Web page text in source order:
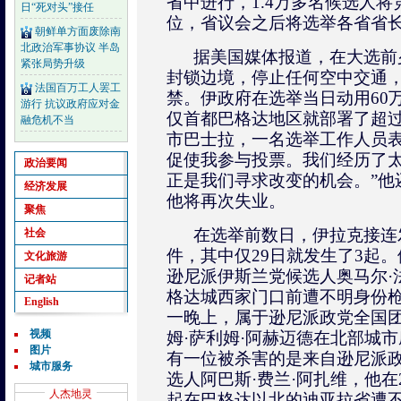
日“死对头”接任
朝鲜单方面废除南
北政治军事协议 半岛
紧张局势升级
法国百万工人罢工
游行 抗议政府应对金
融危机不当
政治要闻
经济发展
聚焦
社会
文化旅游
记者站
English
视频
图片
城市服务
人杰地灵
位，省议会之后将选举各省省
据美国媒体报道，在大选
封锁边境，停止任何空中交通
禁。伊政府在选举当日动用60
仅首都巴格达地区就部署了超
市巴士拉，一名选举工作人员
促使我参与投票。我们经历了
正是我们寻求改变的机会。”
他将再次失业。
在选举前数日，伊拉克接
件，其中仅29日就发生了3起
逊尼派伊斯兰党候选人奥马尔·
格达城西家门口前遭不明身份
一晚上，属于逊尼派政党全国
姆·萨利姆·阿赫迈德在北部城
有一位被杀害的是来自逊尼派
选人阿巴斯·费兰·阿扎维，他